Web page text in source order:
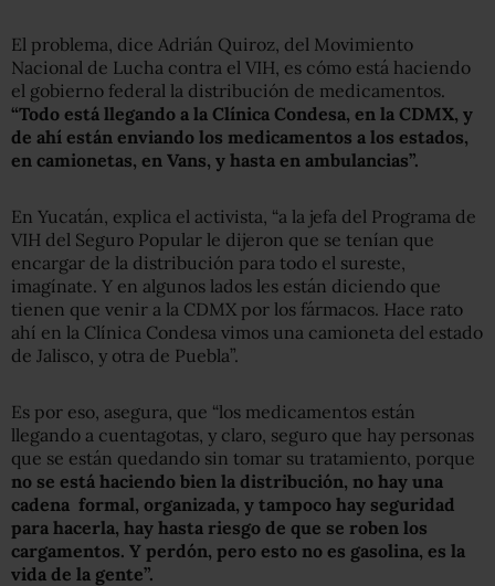
El problema, dice Adrián Quiroz, del Movimiento
Nacional de Lucha contra el VIH, es cómo está haciendo
el gobierno federal la distribución de medicamentos.
“Todo está llegando a la Clínica Condesa, en la CDMX, y
de ahí están enviando los medicamentos a los estados,
en camionetas, en Vans, y hasta en ambulancias”.
En Yucatán, explica el activista, “a la jefa del Programa de
VIH del Seguro Popular le dijeron que se tenían que
encargar de la distribución para todo el sureste,
imagínate. Y en algunos lados les están diciendo que
tienen que venir a la CDMX por los fármacos. Hace rato
ahí en la Clínica Condesa vimos una camioneta del estado
de Jalisco, y otra de Puebla”.
Es por eso, asegura, que “los medicamentos están
llegando a cuentagotas, y claro, seguro que hay personas
que se están quedando sin tomar su tratamiento, porque
no se está haciendo bien la distribución, no hay una
cadena formal, organizada, y tampoco hay seguridad
para hacerla, hay hasta riesgo de que se roben los
cargamentos. Y perdón, pero esto no es gasolina, es la
vida de la gente”.